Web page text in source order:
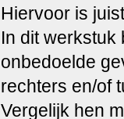
Hiervoor is
In dit werkstuk
onbedoelde
rechters en/of
Vergelijk hen